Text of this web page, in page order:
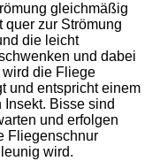
gleichmäßig
quer zur Strömung
die leicht
und dabei
die Fliege
und entspricht einem
Insekt. Bisse sind
und erfolgen
Fliegenschnur
wird.